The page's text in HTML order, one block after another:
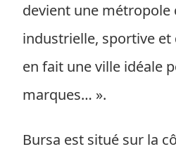
devient une métropole
industrielle, sportive et
en fait une ville idéale
marques… ».
Bursa est situé sur la